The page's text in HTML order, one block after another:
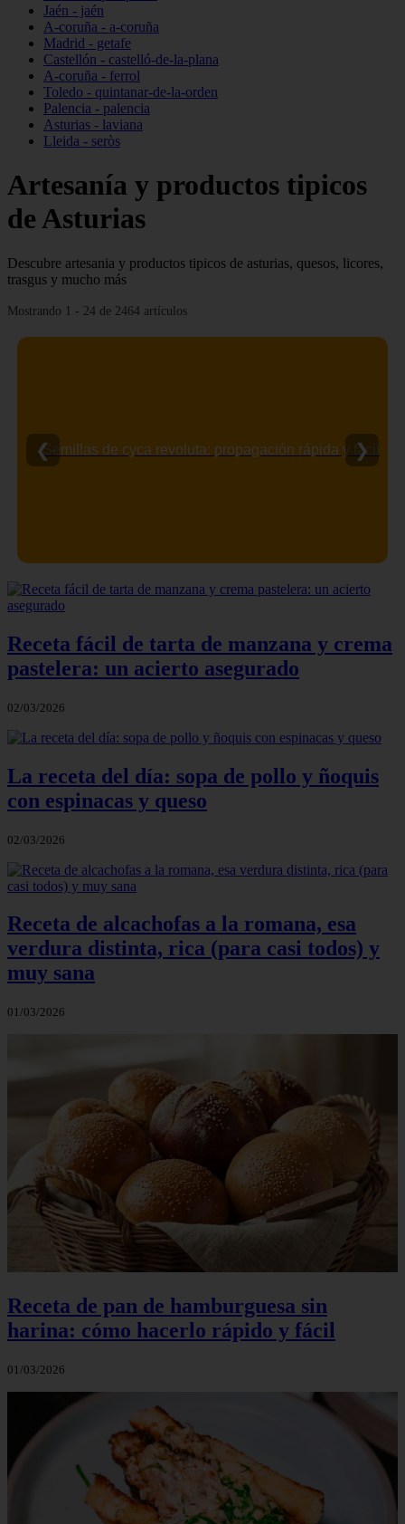
Jaén - jaén
A-coruña - a-coruña
Madrid - getafe
Castellón - castelló-de-la-plana
A-coruña - ferrol
Toledo - quintanar-de-la-orden
Palencia - palencia
Asturias - laviana
Lleida - seròs
Artesanía y productos tipicos
de Asturias
Descubre artesania y productos tipicos de asturias, quesos, licores,
trasgus y mucho más
Mostrando 1 - 24 de 2464 artículos
Semillas de cyca revoluta: propagación rápida y fácil
❮ ❯
Receta fácil de tarta de manzana y crema
pastelera: un acierto asegurado
02/03/2026
La receta del día: sopa de pollo y ñoquis
con espinacas y queso
02/03/2026
Receta de alcachofas a la romana, esa
verdura distinta, rica (para casi todos) y
muy sana
01/03/2026
Receta de pan de hamburguesa sin
harina: cómo hacerlo rápido y fácil
01/03/2026